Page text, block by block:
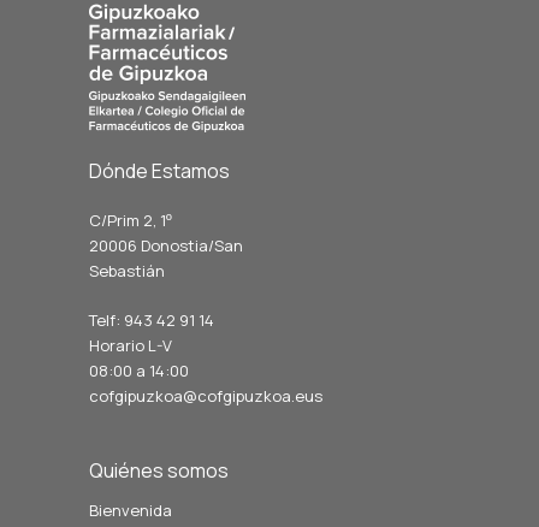
Dónde Estamos
C/Prim 2, 1º
20006 Donostia/San
Sebastián
Telf: 943 42 91 14
Horario L-V
08:00 a 14:00
cofgipuzkoa@cofgipuzkoa.eus
Quiénes somos
Bienvenida